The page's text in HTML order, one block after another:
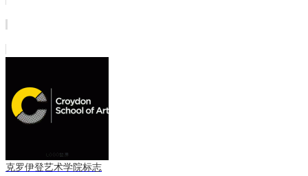
克罗伊登艺术学院标志